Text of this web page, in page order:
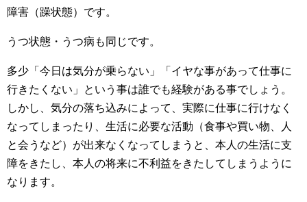
障害（躁状態）です。
うつ状態・うつ病も同じです。
多少「今日は気分が乗らない」「イヤな事があって仕事に
行きたくない」という事は誰でも経験がある事でしょう。
しかし、気分の落ち込みによって、実際に仕事に行けなく
なってしまったり、生活に必要な活動（食事や買い物、人
と会うなど）が出来なくなってしまうと、本人の生活に支
障をきたし、本人の将来に不利益をきたしてしまうように
なります。